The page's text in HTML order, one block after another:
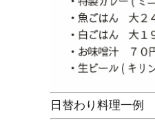
日替わり料理一例